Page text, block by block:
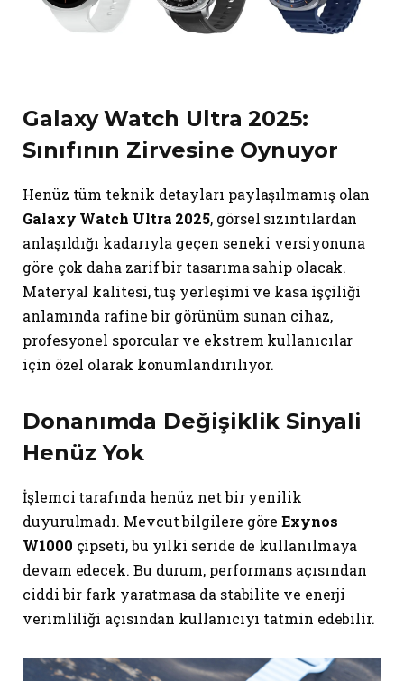
Galaxy Watch Ultra 2025:
Sınıfının Zirvesine Oynuyor
Henüz tüm teknik detayları paylaşılmamış olan
Galaxy Watch Ultra 2025, görsel sızıntılardan
anlaşıldığı kadarıyla geçen seneki versiyonuna
göre çok daha zarif bir tasarıma sahip olacak.
Materyal kalitesi, tuş yerleşimi ve kasa işçiliği
anlamında rafine bir görünüm sunan cihaz,
profesyonel sporcular ve ekstrem kullanıcılar
için özel olarak konumlandırılıyor.
Donanımda Değişiklik Sinyali
Henüz Yok
İşlemci tarafında henüz net bir yenilik
duyurulmadı. Mevcut bilgilere göreExynos
W1000 çipseti, bu yılki seride de kullanılmaya
devam edecek. Bu durum, performans açısından
ciddi bir fark yaratmasa da stabilite ve enerji
verimliliği açısından kullanıcıyı tatmin edebilir.